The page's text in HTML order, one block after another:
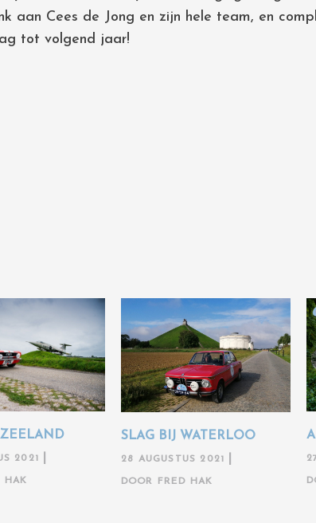
aan Cees de Jong en zijn hele team, en
tot volgend jaar!
2021
HAK
SLAG BIJ WATERLOO
28 AUGUSTUS 2021
DOOR FRED HAK